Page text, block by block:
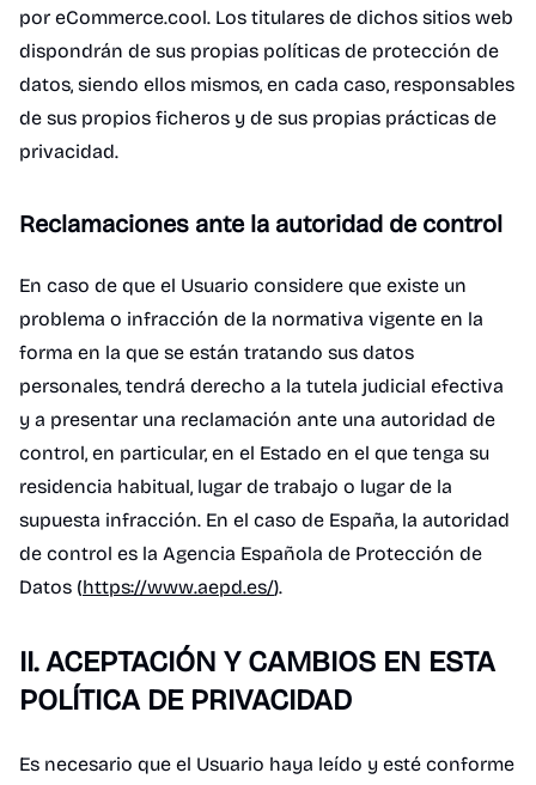
por eCommerce.cool. Los titulares de dichos sitios web
dispondrán de sus propias políticas de protección de
datos, siendo ellos mismos, en cada caso, responsables
de sus propios ficheros y de sus propias prácticas de
privacidad.
Reclamaciones ante la autoridad de control
En caso de que el Usuario considere que existe un
problema o infracción de la normativa vigente en la
forma en la que se están tratando sus datos
personales, tendrá derecho a la tutela judicial efectiva
y a presentar una reclamación ante una autoridad de
control, en particular, en el Estado en el que tenga su
residencia habitual, lugar de trabajo o lugar de la
supuesta infracción. En el caso de España, la autoridad
de control es la Agencia Española de Protección de
Datos (https://www.aepd.es/).
II. ACEPTACIÓN Y CAMBIOS EN ESTA
POLÍTICA DE PRIVACIDAD
Es necesario que el Usuario haya leído y esté conforme